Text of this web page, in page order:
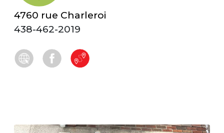
4760 rue Charleroi
438-462-2019